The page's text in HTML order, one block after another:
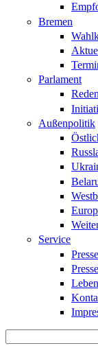
Bremen
Parlament
Außenpolitik
Service